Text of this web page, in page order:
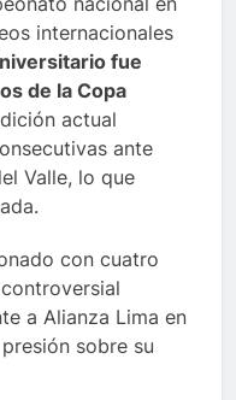
internacionales
fue
de la Copa
actual
ante
Valle, lo que
con cuatro
a Alianza Lima en
sobre su